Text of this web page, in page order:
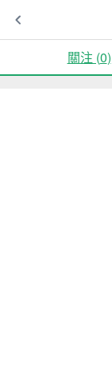
關注 (0)